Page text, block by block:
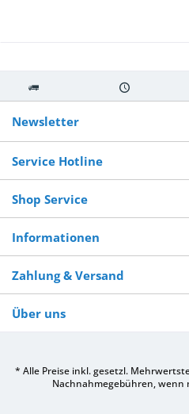
Kostenloser
Versand ab €
250,-
Versand innerhalb von
Newsletter
Service Hotline
Shop Service
Informationen
Zahlung & Versand
Über uns
* Alle Preise inkl. gesetzl.
Nachnahmegebühren, wenn